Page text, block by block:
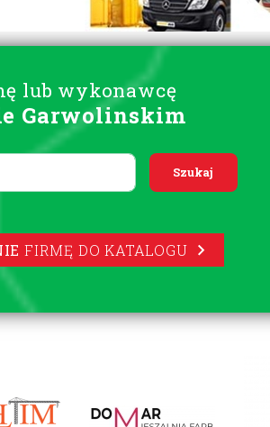
lub wykonawcę
Garwolinskim
FIRMĘ DO KATALOGU